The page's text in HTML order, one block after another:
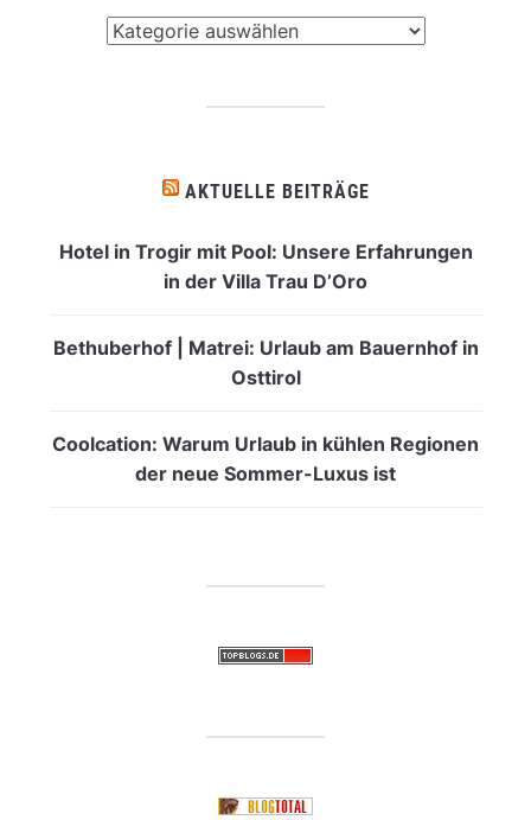
AKTUELLE BEITRÄGE
Hotel in Trogir mit Pool: Unsere Erfahrungen
in der Villa Trau D’Oro
Bethuberhof | Matrei: Urlaub am Bauernhof in
Osttirol
Coolcation: Warum Urlaub in kühlen Regionen
der neue Sommer-Luxus ist